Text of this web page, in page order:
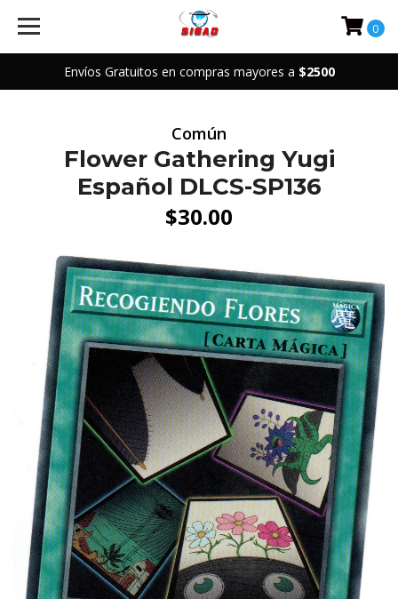
Envíos Gratuitos en compras mayores a $2500
0
Común
Flower Gathering Yugi
Español DLCS-SP136
$30.00